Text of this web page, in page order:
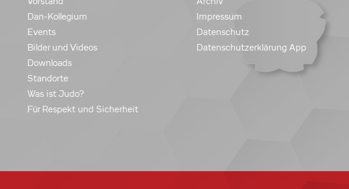
Dan-Kollegium
Events
Bilder und Videos
Downloads
Standorte
Was ist Judo?
Für Respekt und Sicherheit
Impressum
Datenschutz
Datenschutzerklärung App